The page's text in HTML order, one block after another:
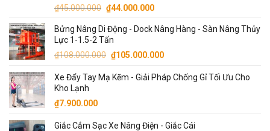
Được xếp
hạng
5 sao
₫45.000.000 Giá
là:
₫45.000.000.
₫44.000.000Giá
tại
₫44.000.000.
Bửng Nâng Di Động - Dock Nâng Hàng - Sàn Nâng Thủy
Lực 1-1.5-2 Tấn
₫108.000.000 Giá
là:
₫105.000.000Giá
tại
Xe Đẩy Tay Mạ Kẽm - Giải Pháp Chống Gỉ Tối Ưu Cho
Kho Lạnh
₫7.900.000
Giắc Cắm Sạc Xe Nâng Điện - Giắc Cái